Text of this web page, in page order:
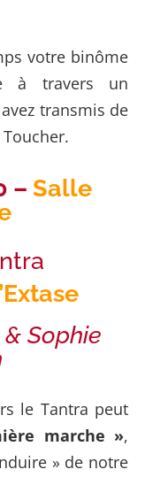
votre binôme
à travers un
transmis de
– Salle
Sophie
le Tantra peut
marche »,
» de notre